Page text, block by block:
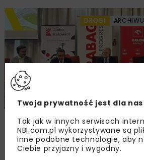
DROGI
Śląskie Forum
Załaduj więcej...
Twoja prywatność jest dla nas
Tak jak w innych serwisach
NBI.com.pl wykorzystywane są
inne podobne technologie, aby
Ciebie przyjazny i wygodny.